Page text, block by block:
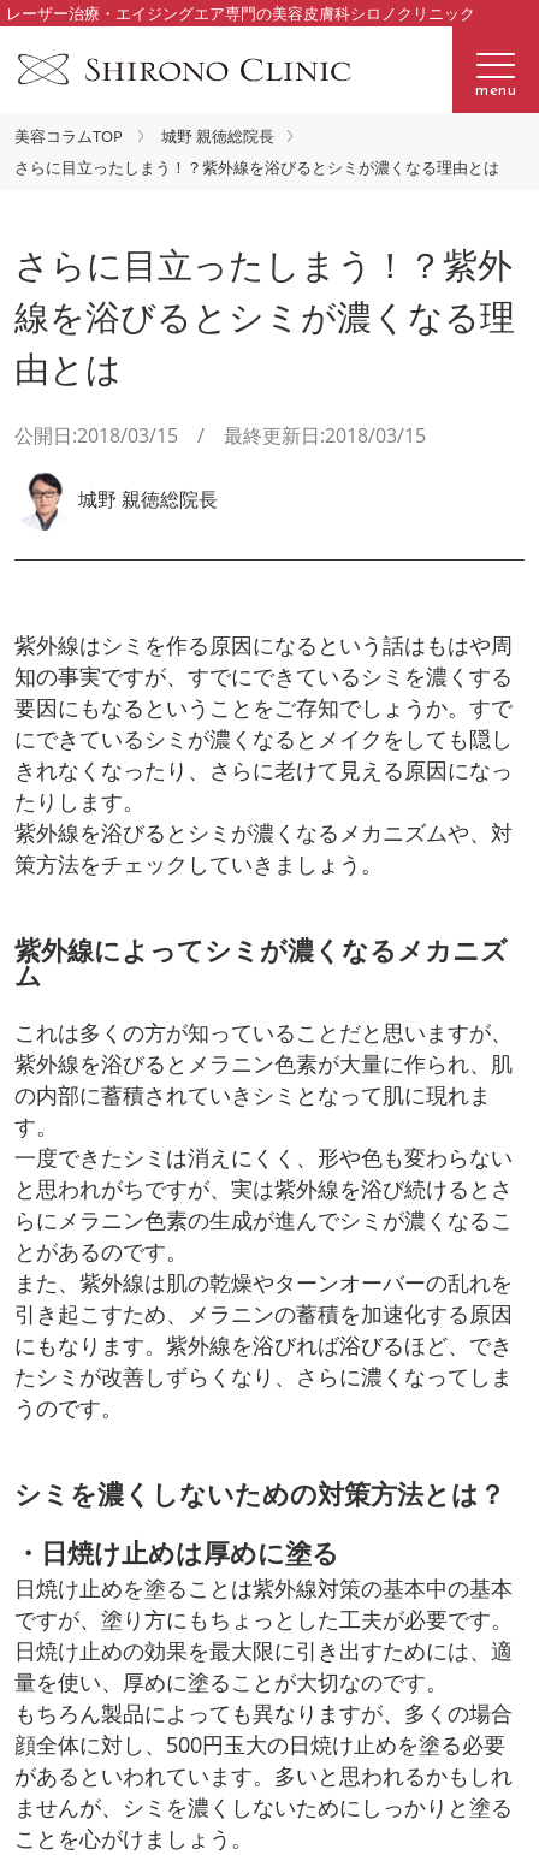
レーザー治療・エイジングエア専門の美容皮膚科シロノクリニック
menu
美容コラムTOP
城野 親徳総院長
さらに目立ったしまう！？紫外線を浴びるとシミが濃くなる理由とは
さらに目立ったしまう！？紫外
線を浴びるとシミが濃くなる理
由とは
公開日:2018/03/15 / 最終更新日:2018/03/15
城野 親徳総院長
紫外線はシミを作る原因になるという話はもはや周
知の事実ですが、すでにできているシミを濃くする
要因にもなるということをご存知でしょうか。すで
にできているシミが濃くなるとメイクをしても隠し
きれなくなったり、さらに老けて見える原因になっ
たりします。
紫外線を浴びるとシミが濃くなるメカニズムや、対
策方法をチェックしていきましょう。
紫外線によってシミが濃くなるメカニズ
ム
これは多くの方が知っていることだと思いますが、
紫外線を浴びるとメラニン色素が大量に作られ、肌
の内部に蓄積されていきシミとなって肌に現れま
す。
一度できたシミは消えにくく、形や色も変わらない
と思われがちですが、実は紫外線を浴び続けるとさ
らにメラニン色素の生成が進んでシミが濃くなるこ
とがあるのです。
また、紫外線は肌の乾燥やターンオーバーの乱れを
引き起こすため、メラニンの蓄積を加速化する原因
にもなります。紫外線を浴びれば浴びるほど、でき
たシミが改善しずらくなり、さらに濃くなってしま
うのです。
シミを濃くしないための対策方法とは？
・日焼け止めは厚めに塗る
日焼け止めを塗ることは紫外線対策の基本中の基本
ですが、塗り方にもちょっとした工夫が必要です。
日焼け止めの効果を最大限に引き出すためには、適
量を使い、厚めに塗ることが大切なのです。
もちろん製品によっても異なりますが、多くの場合
顔全体に対し、500円玉大の日焼け止めを塗る必要
があるといわれています。多いと思われるかもしれ
ませんが、シミを濃くしないためにしっかりと塗る
ことを心がけましょう。